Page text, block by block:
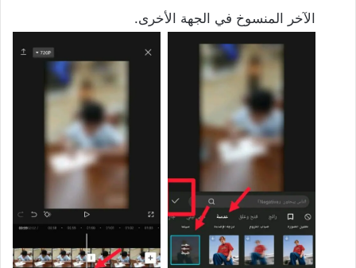
الآخر المنسوخ في الجهة الأخرى.